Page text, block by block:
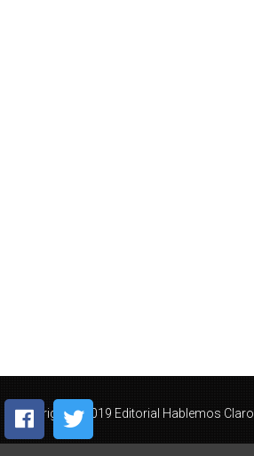
Copyright © 2019 Editorial Hablemos Claro.